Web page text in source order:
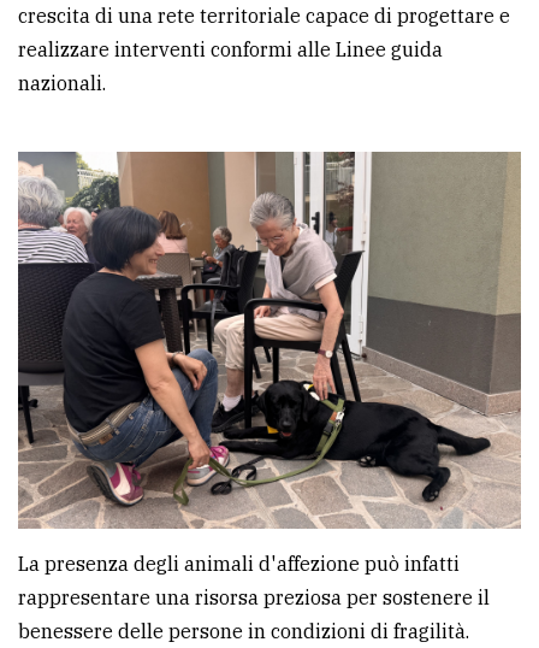
crescita di una rete territoriale capace di progettare e
realizzare interventi conformi alle Linee guida
nazionali.
La presenza degli animali d'affezione può infatti
rappresentare una risorsa preziosa per sostenere il
benessere delle persone in condizioni di fragilità.